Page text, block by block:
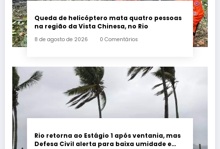
Queda de helicóptero mata quatro pessoas
na região da Vista Chinesa, no Rio
8 de agosto de 2026 0 Comentários
Rio retorna ao Estágio 1 após ventania, mas
Defesa Civil alerta para baixa umidade e